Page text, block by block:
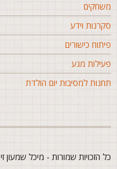
וידע
כישורים
מגע
למסיבות יום הולדת
הזכויות שמורות - מיכל שמעון זיסר